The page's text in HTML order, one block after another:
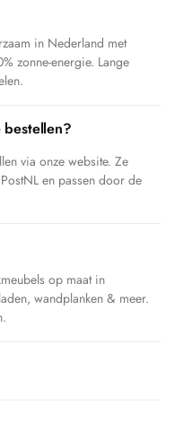
in Nederland met
zonne-energie. Lange
bestellen?
via onze website. Ze
en passen door de
op maat in
wandplanken & meer.